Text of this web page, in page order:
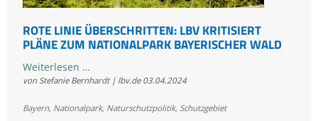
ROTE LINIE ÜBERSCHRITTEN: LBV KRITISIERT
PLÄNE ZUM NATIONALPARK BAYERISCHER WALD
Weiterlesen …Rote
Linie
LBV
von Stefanie Bernhardt | lbv.de 03.04.2024
Bayern, Nationalpark, Naturschutzpolitik, Schutzgebiet